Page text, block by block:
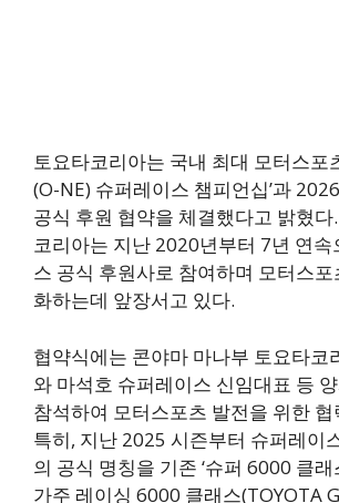
토요타코리아는 국내 최대 모터스포
(O-NE) 슈퍼레이스 챔피언십’과
공식 후원 협약을 체결했다고 밝혔
코리아는 지난 2020년부터 7년 연속
스 공식 후원사로 참여하며 모터스
화하는데 앞장서고 있다.
협약식에는 콘야마 마나부 토요타코
와 마석호 슈퍼레이스 신임대표 등
참석하여 모터스포츠 발전을 위한
특히, 지난 2025 시즌부터 슈퍼레이
의 공식 명칭을 기존 ‘슈퍼 6000 클래
가주 레이싱 6000 클래스(TOYOTA